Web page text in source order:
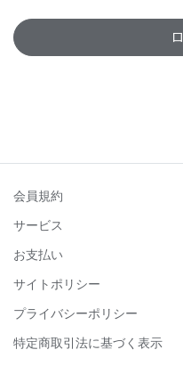
会員規約
サービス
お支払い
サイトポリシー
プライバシーポリシー
特定商取引法に基づく表示